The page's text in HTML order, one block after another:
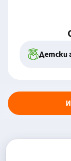
Детски